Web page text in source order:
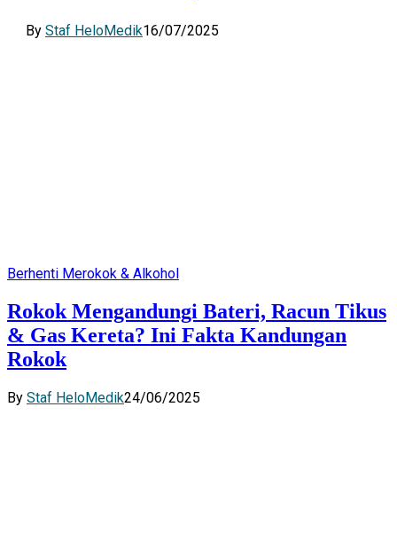
By Staf HeloMedik16/07/2025
Berhenti Merokok & Alkohol
Rokok Mengandungi Bateri, Racun Tikus
& Gas Kereta? Ini Fakta Kandungan
Rokok
By Staf HeloMedik24/06/2025